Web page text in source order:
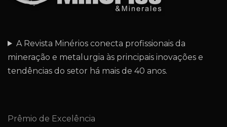
A Revista Minérios conecta profissionais da
mineração e metalurgia às principais inovações e
tendências do setor há mais de 40 anos.
Prêmio de Excelência